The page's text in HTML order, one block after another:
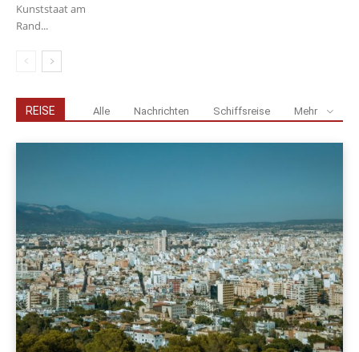
Kunststaat am
Rand...
REISE Alle Nachrichten Schiffsreise Mehr